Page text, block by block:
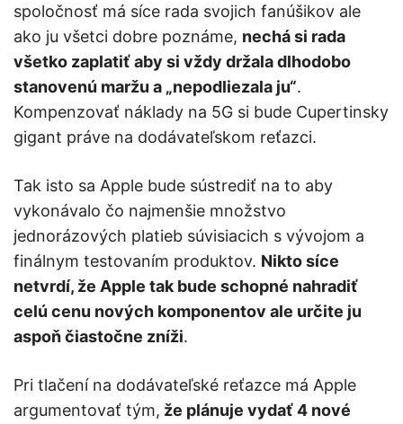
spoločnosť má síce rada svojich fanúšikov ale
ako ju všetci dobre poznáme, nechá si rada
všetko zaplatiť aby si vždy držala dlhodobo
stanovenú maržu a „nepodliezala ju“.
Kompenzovať náklady na 5G si bude Cupertinsky
gigant práve na dodávateľskom reťazci.
Tak isto sa Apple bude sústrediť na to aby
vykonávalo čo najmenšie množstvo
jednorázových platieb súvisiacich s vývojom a
finálnym testovaním produktov. Nikto síce
netvrdí, že Apple tak bude schopné nahradiť
celú cenu nových komponentov ale určite ju
aspoň čiastočne zníži.
Pri tlačení na dodávateľské reťazce má Apple
argumentovať tým, že plánuje vydať 4 nové